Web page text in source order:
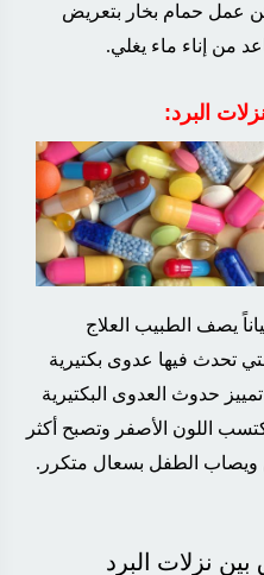
عمل حمام بخار بتعريض
من إناء ماء يغلي.
:
يصف الطبيب العلاج
تحدث فيها عدوى بكتيرية
حدوث العدوى البكتيرية
اللون الأصفر وتصبح أكثر
ويصاب الطفل بسعال متكرر .
نزلات البرد